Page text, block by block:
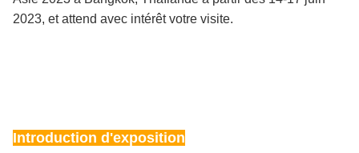
2023, et attend avec intérêt votre visite.
Introduction d'exposition